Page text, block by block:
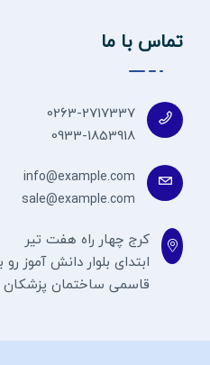
تماس با ما
0263-2717337
0933-1853918
info@example.com
sale@example.com
کرج چهار راه هفت تیر
ابتدای بلوار دانش آموز
قاسمی ساختمان پزشکان